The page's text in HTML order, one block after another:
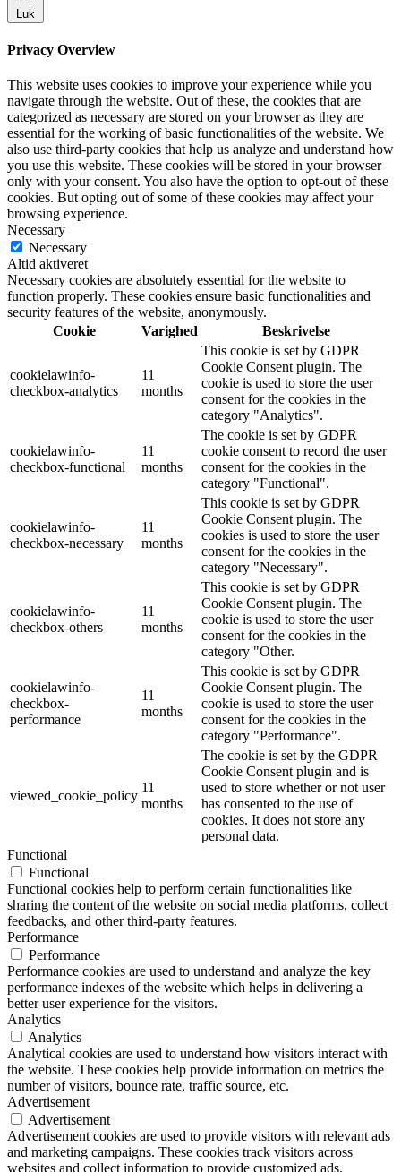
Luk
Privacy Overview
This website uses cookies to improve your experience while you
navigate through the website. Out of these, the cookies that are
categorized as necessary are stored on your browser as they are
essential for the working of basic functionalities of the website. We
also use third-party cookies that help us analyze and understand how
you use this website. These cookies will be stored in your browser
only with your consent. You also have the option to opt-out of these
cookies. But opting out of some of these cookies may affect your
browsing experience.
Necessary
Necessary
Altid aktiveret
Necessary cookies are absolutely essential for the website to
function properly. These cookies ensure basic functionalities and
security features of the website, anonymously.
Cookie
Varighed Beskrivelse
cookielawinfo-
checkbox-analytics
11
months
This cookie is set by GDPR
Cookie Consent plugin. The
cookie is used to store the user
consent for the cookies in the
category "Analytics".
cookielawinfo-
checkbox-functional
11
months
The cookie is set by GDPR
cookie consent to record the user
consent for the cookies in the
category "Functional".
cookielawinfo-
checkbox-necessary
11
months
This cookie is set by GDPR
Cookie Consent plugin. The
cookies is used to store the user
consent for the cookies in the
category "Necessary".
cookielawinfo-
checkbox-others
11
months
This cookie is set by GDPR
Cookie Consent plugin. The
cookie is used to store the user
consent for the cookies in the
category "Other.
cookielawinfo-
checkbox-
performance
11
months
This cookie is set by GDPR
Cookie Consent plugin. The
cookie is used to store the user
consent for the cookies in the
category "Performance".
viewed_cookie_policy
11
months
The cookie is set by the GDPR
Cookie Consent plugin and is
used to store whether or not user
has consented to the use of
cookies. It does not store any
personal data.
Functional
Functional
Functional cookies help to perform certain functionalities like
sharing the content of the website on social media platforms, collect
feedbacks, and other third-party features.
Performance
Performance
Performance cookies are used to understand and analyze the key
performance indexes of the website which helps in delivering a
better user experience for the visitors.
Analytics
Analytics
Analytical cookies are used to understand how visitors interact with
the website. These cookies help provide information on metrics the
number of visitors, bounce rate, traffic source, etc.
Advertisement
Advertisement
Advertisement cookies are used to provide visitors with relevant ads
and marketing campaigns. These cookies track visitors across
websites and collect information to provide customized ads.